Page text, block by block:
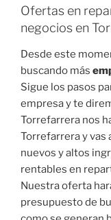
Ofertas en
negocios en
Desde este
buscando más
Sigue los pasos
empresa y te
Torrefarrera nos
Torrefarrera y vas
nuevos y altos
rentables en
Nuestra oferta
presupuesto de